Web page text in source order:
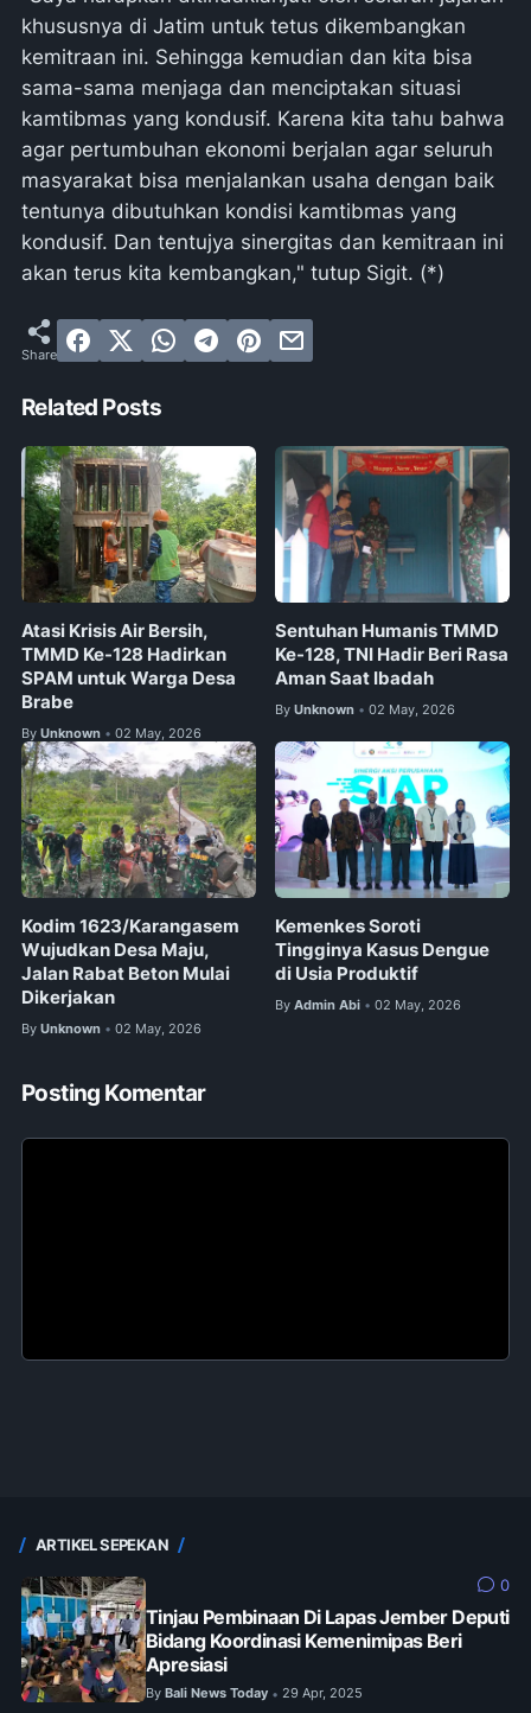
khususnya di Jatim untuk tetus dikembangkan
kemitraan ini. Sehingga kemudian dan kita bisa
sama-sama menjaga dan menciptakan situasi
kamtibmas yang kondusif. Karena kita tahu bahwa
agar pertumbuhan ekonomi berjalan agar seluruh
masyarakat bisa menjalankan usaha dengan baik
tentunya dibutuhkan kondisi kamtibmas yang
kondusif. Dan tentujya sinergitas dan kemitraan ini
akan terus kita kembangkan," tutup Sigit. (*)
Related Posts
Atasi Krisis Air Bersih,
TMMD Ke-128 Hadirkan
SPAM untuk Warga Desa
Brabe
By Unknown • 02 May, 2026
Sentuhan Humanis TMMD
Ke-128, TNI Hadir Beri Rasa
Aman Saat Ibadah
By Unknown • 02 May, 2026
Kodim 1623/Karangasem
Wujudkan Desa Maju,
Jalan Rabat Beton Mulai
Dikerjakan
By Unknown • 02 May, 2026
Kemenkes Soroti
Tingginya Kasus Dengue
di Usia Produktif
By Admin Abi • 02 May, 2026
Posting Komentar
ARTIKEL SEPEKAN
0
Tinjau Pembinaan Di Lapas Jember Deputi
Bidang Koordinasi Kemenimipas Beri
Apresiasi
By Bali News Today • 29 Apr, 2025